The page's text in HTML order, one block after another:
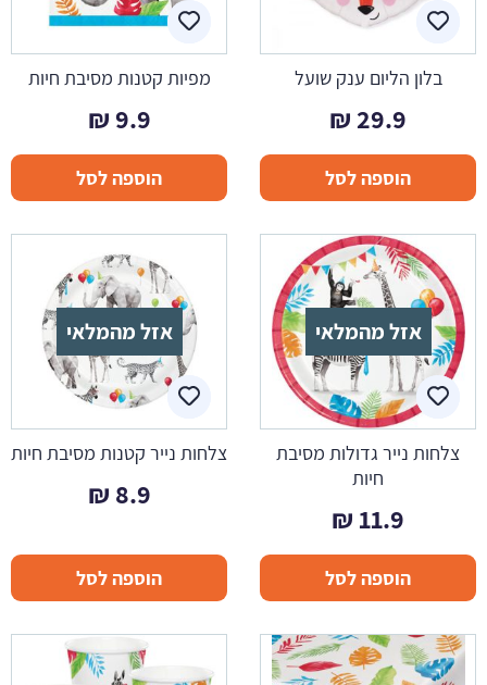
בלון הליום ענק שועל
29.9
₪
הוספה לסל
מפיות קטנות מסיבת חיות
9.9
₪
הוספה לסל
אזל מהמלאי
צלחות נייר גדולות מסיבת
חיות
11.9
₪
הוספה לסל
אזל מהמלאי
צלחות נייר קטנות מסיבת חיות
8.9
₪
הוספה לסל